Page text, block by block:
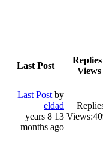
Views
Last Post
Views:
Last Post by
eldad
13 years 8
months ago